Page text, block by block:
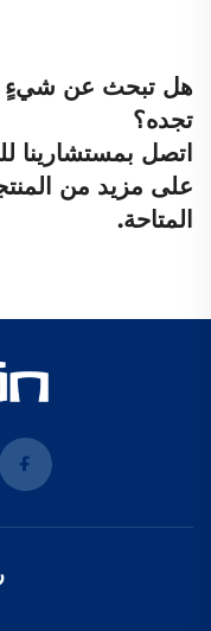
هل تبحث عن شيءٍ
تجده؟
اتصل بمستشارينا
على مزيد من
المتاحة.